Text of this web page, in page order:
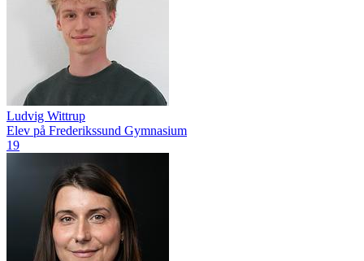
Ludvig Wittrup
Elev på Frederikssund Gymnasium
19